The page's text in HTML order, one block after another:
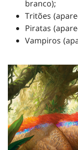
branco);
Tritões
Piratas
Vampiros